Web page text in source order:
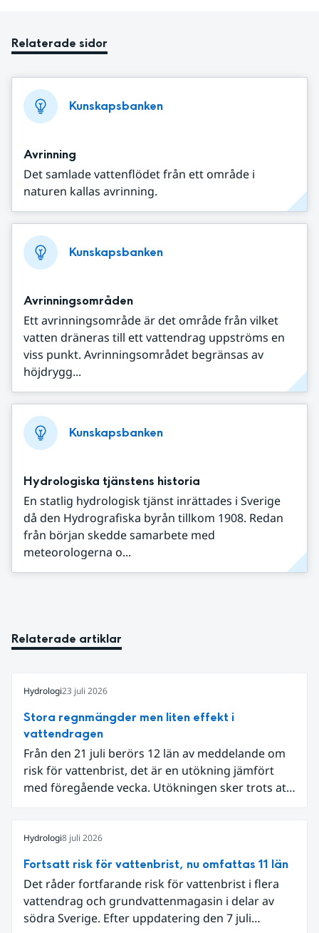
Relaterade sidor
Kunskapsbanken
Avrinning
Det samlade vattenflödet från ett område i
naturen kallas avrinning.
Kunskapsbanken
Avrinningsområden
Ett avrinningsområde är det område från vilket
vatten dräneras till ett vattendrag uppströms en
viss punkt. Avrinningsområdet begränsas av
höjdrygg...
Kunskapsbanken
Hydrologiska tjänstens historia
En statlig hydrologisk tjänst inrättades i Sverige
då den Hydrografiska byrån tillkom 1908. Redan
från början skedde samarbete med
meteorologerna o...
Relaterade artiklar
Hydrologi23 juli 2026
Stora regnmängder men liten effekt i
vattendragen
Från den 21 juli berörs 12 län av meddelande om
risk för vattenbrist, det är en utökning jämfört
med föregående vecka. Utökningen sker trots att
och att det på en del håll då kom rikliga
nederbördsmängder.
Hydrologi8 juli 2026
Fortsatt risk för vattenbrist, nu omfattas 11 län
Det råder fortfarande risk för vattenbrist i flera
vattendrag och grundvattenmagasin i delar av
södra Sverige. Efter uppdatering den 7 juli